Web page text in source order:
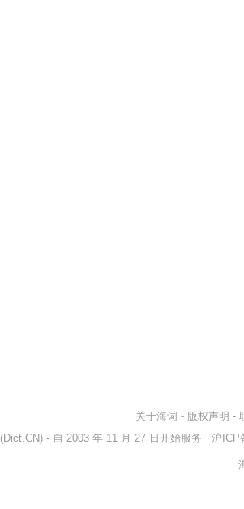
关于海词 - 版权声明 -
(Dict.CN) - 自 2003 年 11 月 27 日开始服务 沪ICP